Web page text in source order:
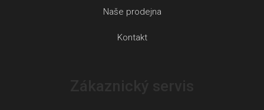
Naše prodejna
Kontakt